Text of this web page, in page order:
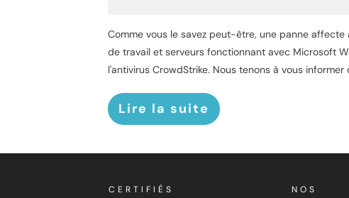
Comme vous le savez peut-être, une panne
de travail et serveurs fonctionnant avec Microsoft
l'antivirus CrowdStrike. Nous tenons à vous informer
Lire la suite
CERTIFIÉS
NOS